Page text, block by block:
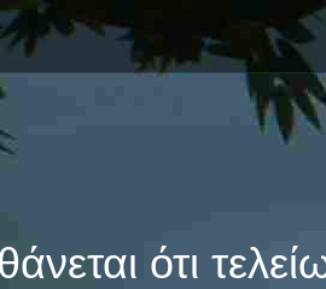
ότι